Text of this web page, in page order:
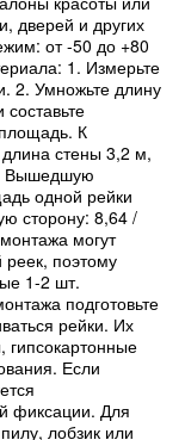
дверей и других
от -50 до +80
1. Измерьте
2. Умножьте длину
К
стены 3,2 м,
Вышедшую
одной рейки
сторону: 8,64 /
могут
реек, поэтому
1-2 шт.
подготовьте
рейки. Их
гипсокартонные
Если
фиксации. Для
лобзик или